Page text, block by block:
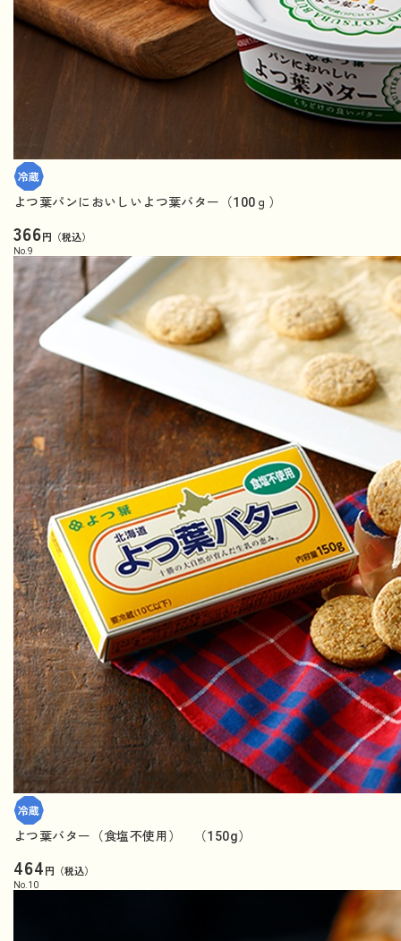
よつ葉パンにおいしいよつ葉バター（100ｇ）
366円（税込）
No. 9
よつ葉バター（食塩不使用） （150g）
464円（税込）
No. 10